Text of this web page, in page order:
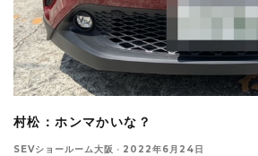
村松：ホンマかいな？
SEVショールーム大阪 · 2022年6月24日